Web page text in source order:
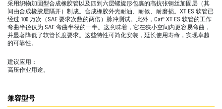
采用织物加固型合成橡胶管以及四到六层螺旋形包裹的高抗张钢丝加固层（其
间由合成橡胶层隔开）制成。合成橡胶外壳耐油、耐候、耐磨损。XT ES 软管已
经过 100 万次（SAE 要求次数的两倍）脉冲测试。此外，Cat® XT ES 软管的工作
弯曲半径仅为 SAE 弯曲半径的一半。这意味着，它在狭小空间内更容易弯曲，
并显著降低了软管长度要求。这些特性可简化安装，延长使用寿命，实现卓越
的可靠性。
建议应用：
高压作业用途。
兼容型号